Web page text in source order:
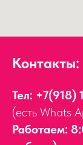
Контакты:
Тел: +7(918)
(есть Whats
Работаем: